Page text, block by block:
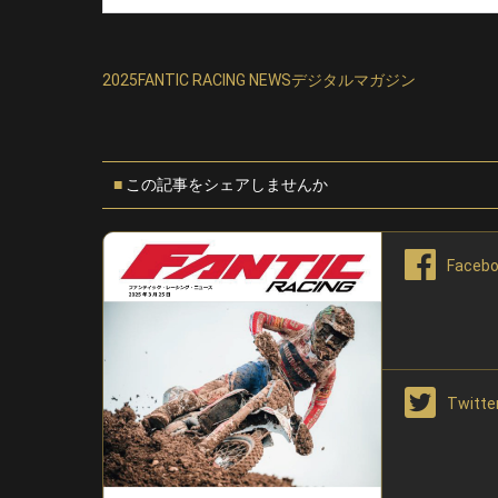
2025FANTIC RACING NEWSデジタルマガジン
この記事をシェアしませんか